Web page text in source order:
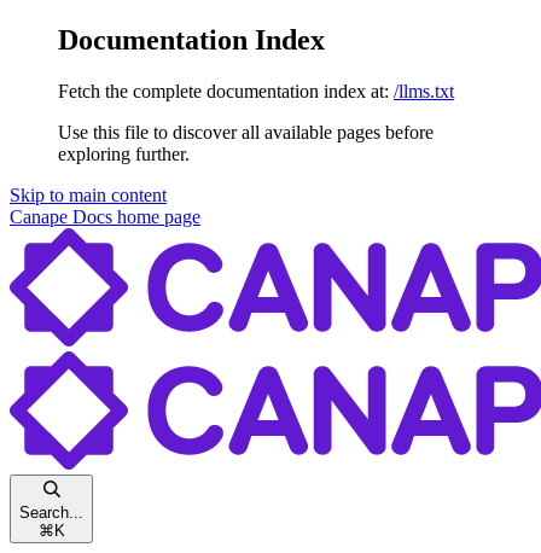
Documentation Index
Fetch the complete documentation index at: /llms.txt
Use this file to discover all available pages before
exploring further.
Skip to main content
Canape Docs home page
Search...
⌘ K